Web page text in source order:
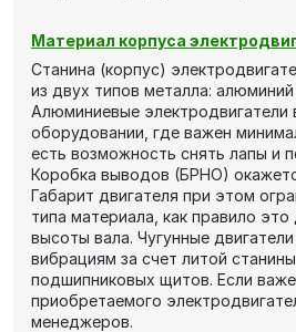
Материал корпуса
Станина (корпус)
из двух типов металла: алюминий
Алюминиевые электродвигатели
оборудовании, где важен
есть возможность снять лапы и
Коробка выводов (БРНО)
Габарит двигателя при этом
типа материала, как правило это
высоты вала. Чугунные
вибрациям за счет литой
подшипниковых щитов. Если
приобретаемого
менеджеров.